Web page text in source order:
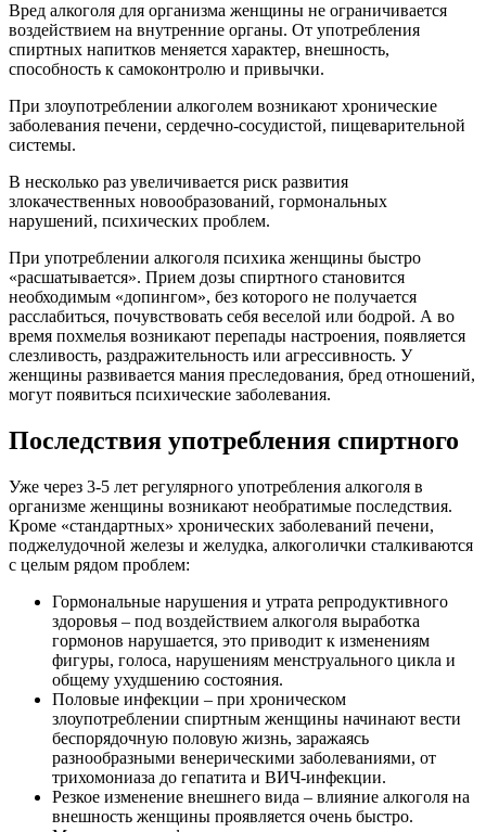
Вред алкоголя для организма женщины не ограничивается
воздействием на внутренние органы. От употребления
спиртных напитков меняется характер, внешность,
способность к самоконтролю и привычки.
При злоупотреблении алкоголем возникают хронические
заболевания печени, сердечно-сосудистой, пищеварительной
системы.
В несколько раз увеличивается риск развития
злокачественных новообразований, гормональных
нарушений, психических проблем.
При употреблении алкоголя психика женщины быстро
«расшатывается». Прием дозы спиртного становится
необходимым «допингом», без которого не получается
расслабиться, почувствовать себя веселой или бодрой. А во
время похмелья возникают перепады настроения, появляется
слезливость, раздражительность или агрессивность. У
женщины развивается мания преследования, бред отношений,
могут появиться психические заболевания.
Последствия употребления спиртного
Уже через 3-5 лет регулярного употребления алкоголя в
организме женщины возникают необратимые последствия.
Кроме «стандартных» хронических заболеваний печени,
поджелудочной железы и желудка, алкоголички сталкиваются
с целым рядом проблем:
Гормональные нарушения и утрата репродуктивного
здоровья – под воздействием алкоголя выработка
гормонов нарушается, это приводит к изменениям
фигуры, голоса, нарушениям менструального цикла и
общему ухудшению состояния.
Половые инфекции – при хроническом
злоупотреблении спиртным женщины начинают вести
беспорядочную половую жизнь, заражаясь
разнообразными венерическими заболеваниями, от
трихомониаза до гепатита и ВИЧ-инфекции.
Резкое изменение внешнего вида – влияние алкоголя на
внешность женщины проявляется очень быстро.